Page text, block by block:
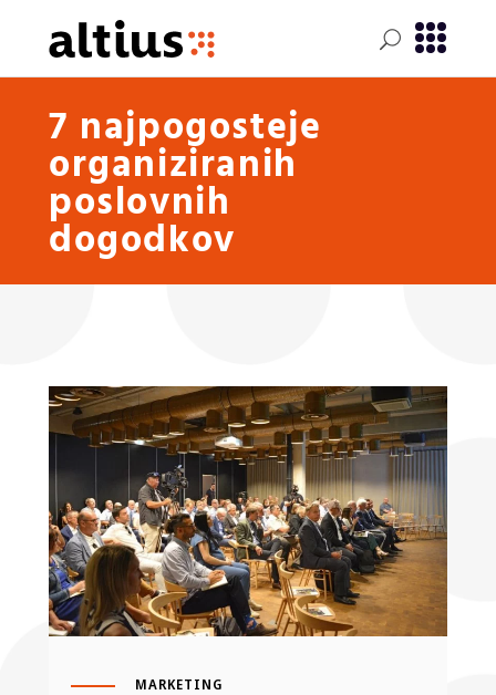
7 najpogosteje
organiziranih
poslovnih
dogodkov
MARKETING